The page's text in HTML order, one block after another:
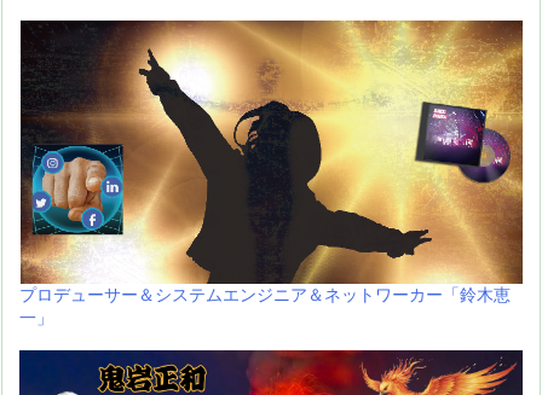
プロデューサー＆システムエンジニア＆ネットワーカー「鈴木恵
一」